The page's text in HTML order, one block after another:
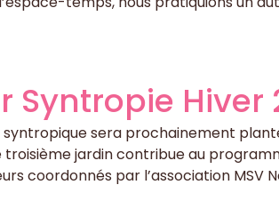
Syntropie Hiver
sera prochainement
troisième jardin contribue au
coordonnés par l’association MSV